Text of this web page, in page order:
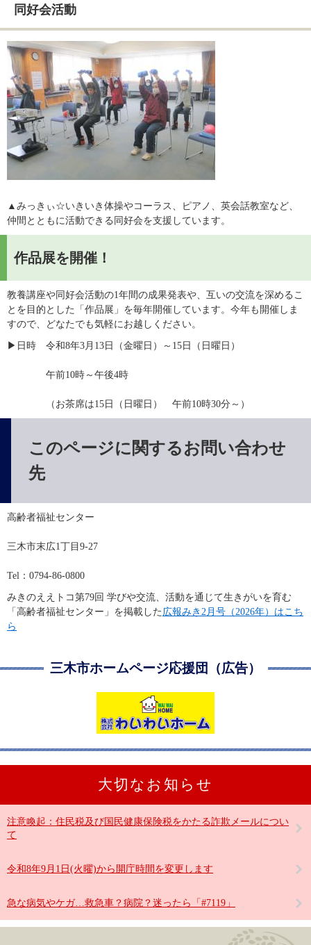
同好会活動
▲みっきぃ☆いきいき体操やコーラス、ピアノ、英会話教室など、
仲間とともに活動できる同好会を支援しています。​
作品展を開催！
教養講座や同好会活動の1年間の成果発表や、互いの交流を深めるこ
とを目的とした「作品展」を毎年開催しています。今年も開催しま
すので、どなたでも気軽にお越しください。​
▶日時　令和8年3月13日（金曜日）～15日（日曜日）
午前10時～午後4時
（お茶席は15日（日曜日）　午前10時30分～）
このページに関するお問い合わせ
先
高齢者福祉センター
三木市末広1丁目9-27
Tel：0794-86-0800
みきのええトコ第79回 学びや交流、活動を通じて生きがいを育む
「高齢者福祉センター」を掲載した 広報みき2月号（2026年）はこち
ら
三木市ホームページ応援団（広告）
大切なお知らせ
注意喚起：住民税及び国民健康保険税をかたる詐欺メールについ
て
令和8年9月1日(火曜)から開庁時間を変更します
急な病気やケガ…救急車？病院？迷ったら「#7119」